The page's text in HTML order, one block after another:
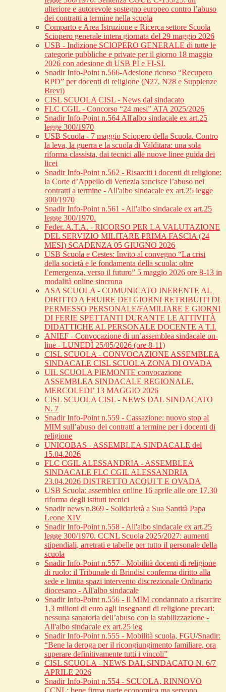
ulteriore e autorevole sostegno europeo contro l’abuso
dei contratti a termine nella scuola
Comparto e Area Istruzione e Ricerca settore Scuola
Sciopero generale intera giornata del 29 maggio 2026
USB - Indizione SCIOPERO GENERALE di tutte le
categorie pubbliche e private per il giorno 18 maggio
2026 con adesione di USB PI e FI-SI.
Snadir Info-Point n.566-Adesione ricorso “Recupero
RPD” per docenti di religione (N27, N28 e Supplenze
Brevi)
CISL SCUOLA CISL - News dal sindacato
FLC CGIL - Concorso “24 mesi” ATA 2025/2026
Snadir Info-Point n.564 All'albo sindacale ex art.25
legge 300/1970
USB Scuola - 7 maggio Sciopero della Scuola. Contro
la leva, la guerra e la scuola di Valditara: una sola
riforma classista, dai tecnici alle nuove linee guida dei
licei
Snadir Info-Point n.562 - Risarciti i docenti di religione:
la Corte d’Appello di Venezia sancisce l’abuso nei
contratti a termine - All'albo sindacale ex art.25 legge
300/1970
Snadir Info-Point n.561 - All'albo sindacale ex art.25
legge 300/1970.
Feder. A.T.A. - RICORSO PER LA VALUTAZIONE
DEL SERVIZIO MILITARE PRIMA FASCIA (24
MESI) SCADENZA 05 GIUGNO 2026
USB Scuola e Cestes: Invito al convegno “La crisi
della società e le fondamenta della scuola: oltre
l’emergenza, verso il futuro” 5 maggio 2026 ore 8-13 in
modalità online sincrona
ASA SCUOLA - COMUNICATO INERENTE AL
DIRITTO A FRUIRE DEI GIORNI RETRIBUITI DI
PERMESSO PERSONALE/FAMILIARE E GIORNI
DI FERIE SPETTANTI DURANTE LE ATTIVITÀ
DIDATTICHE AL PERSONALE DOCENTE A T.I.
ANIEF - Convocazione di un’assemblea sindacale on-
line - LUNEDÌ 25/05/2026 (ore 8-11)
CISL SCUOLA - CONVOCAZIONE ASSEMBLEA
SINDACALE CISL SCUOLA ZONA DI OVADA
UIL SCUOLA PIEMONTE convocazione
ASSEMBLEA SINDACALE REGIONALE,
MERCOLEDI’ 13 MAGGIO 2026
CISL SCUOLA CISL - NEWS DAL SINDACATO
N. 7
Snadir Info-Point n.559 - Cassazione: nuovo stop al
MIM sull’abuso dei contratti a termine per i docenti di
religione
UNICOBAS - ASSEMBLEA SINDACALE del
15.04.2026
FLC CGIL ALESSANDRIA - ASSEMBLEA
SINDACALE FLC CGIL ALESSANDRIA
23.04.2026 DISTRETTO ACQUI T E OVADA
USB Scuola: assemblea online 16 aprile alle ore 17.30
riforma degli istituti tecnici
Snadir news n.869 - Solidarietà a Sua Santità Papa
Leone XIV
Snadir Info-Point n.558 - All'albo sindacale ex art.25
legge 300/1970. CCNL Scuola 2025/2027: aumenti
stipendiali, arretrati e tabelle per tutto il personale della
scuola
Snadir Info-Point n.557 - Mobilità docenti di religione
di ruolo: il Tribunale di Brindisi conferma diritto alla
sede e limita spazi intervento discrezionale Ordinario
diocesano - All'albo sindacale
Snadir Info-Point n.556 - Il MIM condannato a risarcire
1,3 milioni di euro agli insegnanti di religione precari:
nessuna sanatoria dell’abuso con la stabilizzazione -
All'albo sindacale ex art.25 leg
Snadir Info-Point n.555 - Mobilità scuola, FGU/Snadir:
“Bene la deroga per il ricongiungimento familiare, ora
superare definitivamente tutti i vincoli”
CISL SCUOLA - NEWS DAL SINDACATO N. 6/7
APRILE 2026
Snadir Info-Point n.554 - SCUOLA, RINNOVO